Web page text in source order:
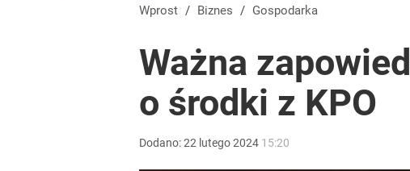
Blisko 200 tys. takich aktów w rok. Polacy masowo
Wielkie pieniądze w Eurojackpot. Polak zgarnął ponad dwa
Wprost / Biznes / Gospodarka
Ważna
o środki z KPO
Dodano:22 lutego2024 15:20